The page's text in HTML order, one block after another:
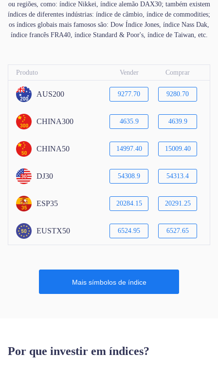
ou regiões, como: índice Nikkei, índice alemão DAX30; também existem
índices de diferentes indústrias: índice de câmbio, índice de commodities;
os índices globais mais famosos são: Dow Índice Jones, índice Nass Dak,
índice francês FRA40, índice Standard & Poor's, índice de Taiwan, etc.
Produto Vender Comprar
AUS200 9277.70 9280.70
CHINA300 4635.9 4639.9
CHINA50 14997.40 15009.40
DJ30 54308.9 54313.4
ESP35 20284.15 20291.25
EUSTX50 6524.95 6527.65
Mais símbolos de índice
Por que investir em índices?